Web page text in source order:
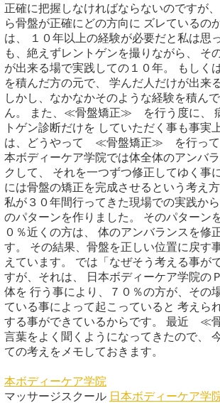
正確に把握しなければならないのですが
ら骨盤が正確にどの方向に ズレているの
は、 １０年以上の経験が必要だと私は思
も、絶えずレントゲンを撮りながら、 そ
が出来る場で実践しての１０年。 もしく
を積んだ方の元で、 学んだ人だけが出来
しかし、なかなかそのような経験を積ん
ん。 また、≪骨盤矯正≫ を行う度に、
トゲン診断だけを していただく事も事実
は、どうやって ≪骨盤矯正≫ を行って
本ボディーケア学院では体全体のアンバ
クして、 それを一つずつ修正してゆく事
には骨盤の矯正を完成させるという考え
私が３０年間行ってきた現場での実践か
のパターンを作りました。 そのパターン
０％近くの方は、 体のアンバランスを修
す。 その結果、骨盤を正しい位置に戻す
えています。 では「なぜそう考える事が
すが、それは、 日本ボディーケア学院の
体を 行う事により、７０％の方が、その
ている事によって起こっていると 考えら
する事ができているからです。 最近 ≪
言葉をよく聞くようになってきたので、
ての考えをメモしておきます。
本ボディーケア学院
マッサージスクール 日本ボディーケア学